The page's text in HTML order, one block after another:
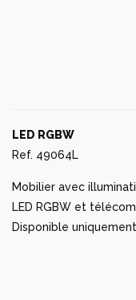
LED RGBW
Ref. 49064L
Mobilier avec
LED RGBW et
Disponible